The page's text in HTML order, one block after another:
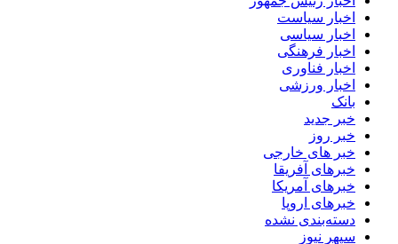
اخبار سیاست
اخبار سیاسی
اخبار فرهنگی
اخبار فناوری
اخبار ورزشی
بانک
خبر جدید
خبر روز
خبر های خارجی
خبرهای آفریقا
خبرهای آمریکا
خبرهای اروپا
دسته‌بندی نشده
سپهر نیوز